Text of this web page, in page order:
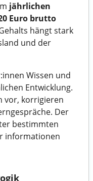
jährlichen
Euro brutto
hängt stark
und der
Wissen und
Entwicklung.
vor, korrigieren
Der
bestimmten
informationen